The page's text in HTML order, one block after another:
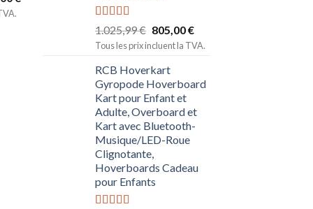
Note5.00
1.025,99€ 805,00€
Tous les prix incluent la TVA.
RCB Hoverkart
Gyropode Hoverboard
Kart pour Enfant et
Adulte, Overboard et
Kart avec Bluetooth-
Musique/LED-Roue
Clignotante,
Hoverboards Cadeau
pour Enfants